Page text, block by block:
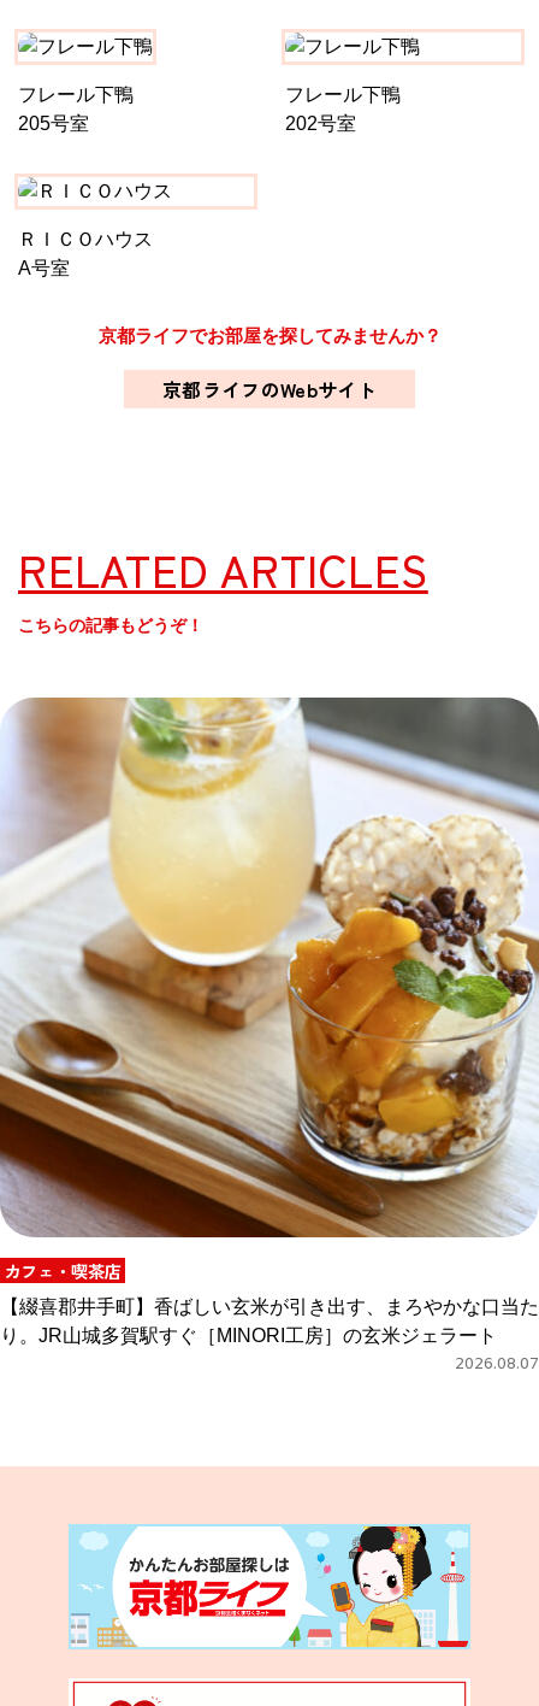
フレール下鴨
205号室
フレール下鴨
202号室
ＲＩＣＯハウス
A号室
京都ライフでお部屋を探してみませんか？
京都ライフのWebサイト
RELATED ARTICLES
こちらの記事もどうぞ！
カフェ・喫茶店
【綴喜郡井手町】香ばしい玄米が引き出す、まろやかな口当た
り。JR山城多賀駅すぐ［MINORI工房］の玄米ジェラート
2026.08.07